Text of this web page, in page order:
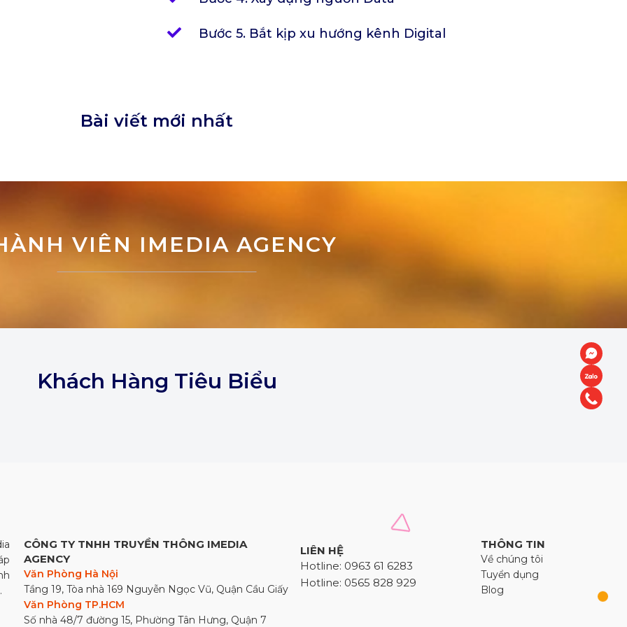
Bước 5. Bắt kịp xu hướng kênh Digital
Bài viết mới nhất
VIÊN IMEDIA AGENCY
Khách Hàng Tiêu Biểu
CÔNG TY TNHH TRUYỀN THÔNG IMEDIA
AGENCY
Văn Phòng Hà Nội
Tầng 19, Tòa nhà 169 Nguyễn Ngọc Vũ, Quận Cầu Giấy
Văn Phòng TP.HCM
Số nhà 48/7 đường 15, Phường Tân Hưng, Quận 7
LIÊN HỆ
Hotline: 0963 61 6283
Hotline: 0565 828 929
THÔNG TIN
Về chúng tôi
Tuyển dụng
Blog